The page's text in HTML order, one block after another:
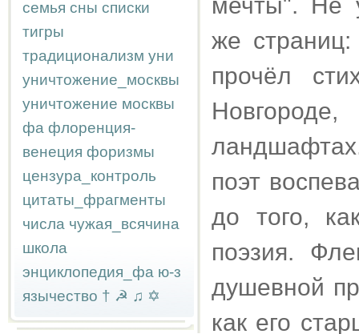
семья сны списки
тигры
традиционализм уни
уничтожение_москвы
уничтожение москвы
фа флоренция-
венеция форизмы
цензура_контроль
цитаты_фрагменты
числа чужая_всячина
школа
энциклопедия_фа ю-з
язычество † ☭ ♫ ✡
же
прочёл
поэт
до того,
поэзия.
душевной
как его